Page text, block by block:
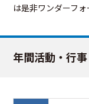
は是非ワンダーフ
年間活動・行